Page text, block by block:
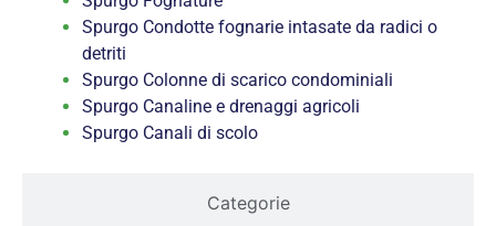
Categorie
Spurgo Condotte fognarie intasate da radici o
detriti
Spurgo Colonne di scarico condominiali
Spurgo Canaline e drenaggi agricoli
Spurgo Canali di scolo